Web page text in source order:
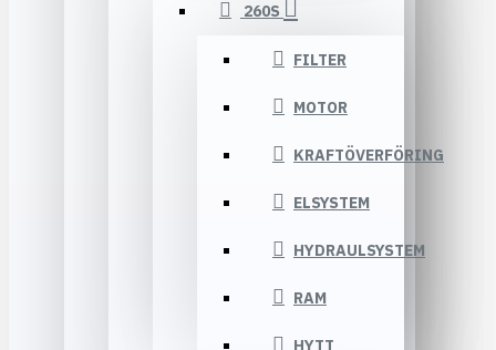
260S
FILTER
MOTOR
KRAFTÖVERFÖRING
ELSYSTEM
HYDRAULSYSTEM
RAM
HYTT